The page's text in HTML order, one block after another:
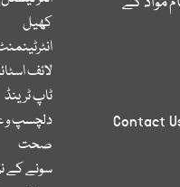
Contact
کھیل
لائف
ٹاپ ٹرینڈ
دلچسپ
صحت
سونے کے